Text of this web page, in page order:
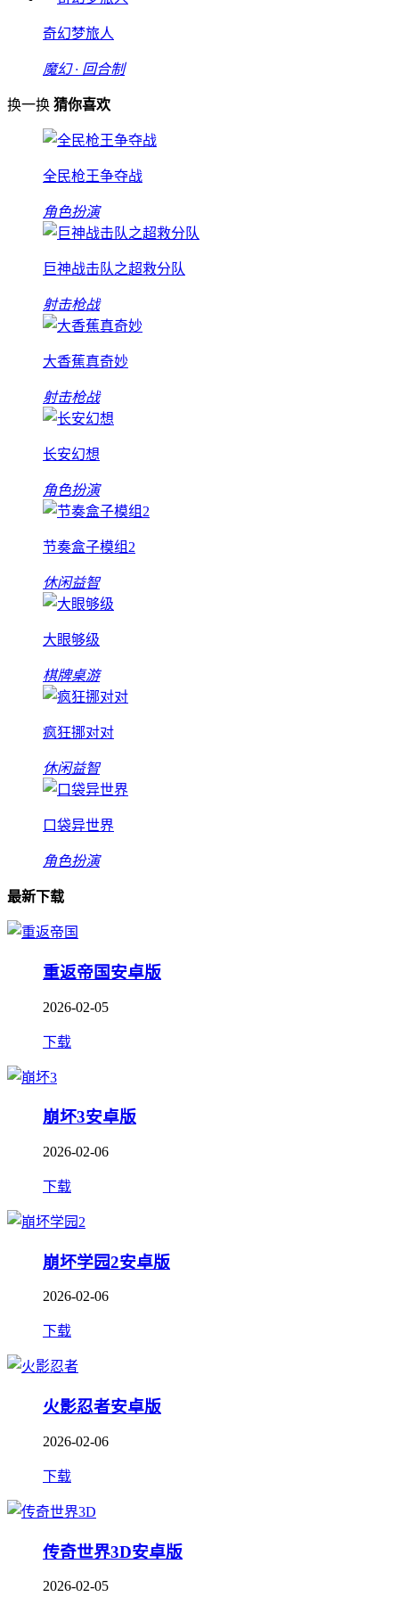
奇幻梦旅人
魔幻 · 回合制
换一换 猜你喜欢
全民枪王争夺战
角色扮演
巨神战击队之超救分队
射击枪战
大香蕉真奇妙
射击枪战
长安幻想
角色扮演
节奏盒子模组2
休闲益智
大眼够级
棋牌桌游
疯狂挪对对
休闲益智
口袋异世界
角色扮演
最新下载
重返帝国安卓版
2026-02-05
下载
崩坏3安卓版
2026-02-06
下载
崩坏学园2安卓版
2026-02-06
下载
火影忍者安卓版
2026-02-06
下载
传奇世界3D安卓版
2026-02-05